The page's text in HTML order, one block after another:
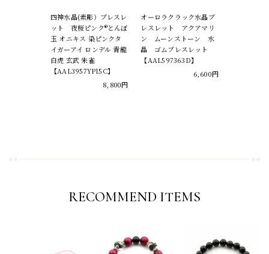
四神水晶(素彫）ブレスレ
ット 夜桜ピンク®とんぼ
玉 オニキス 染ピンクタ
イガーアイ ロンデル 青龍
白虎 玄武 朱雀
【AAL3957YP15C】
8,800円
オーロラクラック水晶ブ
レスレット アクアマリ
ン ムーンストーン 水
晶 ゴムブレスレット
【AAL597363D】
6,600円
RECOMMEND ITEMS